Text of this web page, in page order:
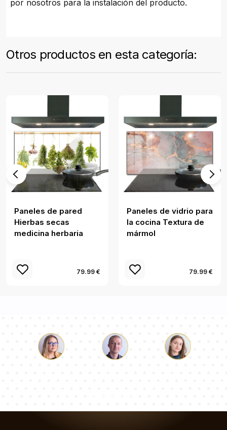
por nosotros para la instalación del producto.
Otros productos en esta categoría:
Paneles de pared
Hierbas secas
medicina herbaria
79.99 €
Paneles de vidrio para
la cocina Textura de
mármol
79.99 €